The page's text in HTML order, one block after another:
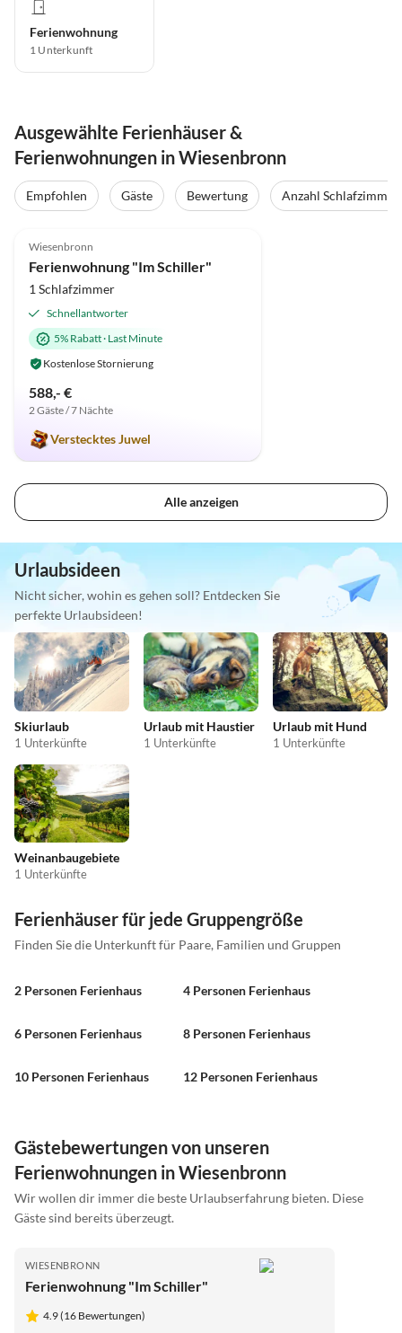
Ferienwohnung
1 Unterkunft
Ausgewählte Ferienhäuser &
Ferienwohnungen in Wiesenbronn
Empfohlen Gäste Bewertung Anzahl Schlafzimmer
Hundefreundlich
Wiesenbronn
Ferienwohnung "Im Schiller"
1 Schlafzimmer
Schnellantworter
5% Rabatt· Last Minute
Kostenlose Stornierung
588,- €
2 Gäste / 7 Nächte
Verstecktes Juwel
Alle anzeigen
Urlaubsideen
Nicht sicher, wohin es gehen soll? Entdecken Sie
perfekte Urlaubsideen!
Skiurlaub
1 Unterkünfte
Urlaub mit Haustier
1 Unterkünfte
Urlaub mit Hund
1 Unterkünfte
Weinanbaugebiete
1 Unterkünfte
Ferienhäuser für jede Gruppengröße
Finden Sie die Unterkunft für Paare, Familien und Gruppen
2 Personen Ferienhaus 4 Personen Ferienhaus
6 Personen Ferienhaus 8 Personen Ferienhaus
10 Personen Ferienhaus 12 Personen Ferienhaus
Gästebewertungen von unseren
Ferienwohnungen in Wiesenbronn
Wir wollen dir immer die beste Urlaubserfahrung bieten. Diese
Gäste sind bereits überzeugt.
WIESENBRONN
Ferienwohnung "Im Schiller"
4.9 (16 Bewertungen)